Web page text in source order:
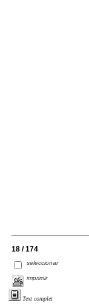
18 / 174
seleccionar
imprimir
Text complet